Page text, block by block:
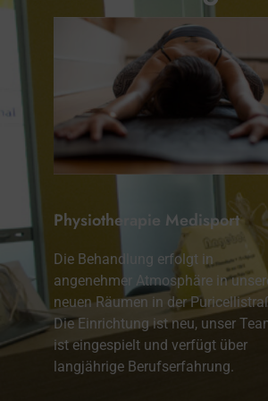
Physiotherapie Medisport
Die Behandlung erfolgt in
angenehmer Atmosphäre in
neuen Räumen in der
Die Einrichtung ist neu, unser
ist eingespielt und verfügt über
langjährige Berufserfahrung.